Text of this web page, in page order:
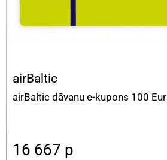
airBaltic
airBaltic dāvanu e-kupons 100 Eur
16 667 p